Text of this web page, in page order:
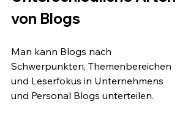
von Blogs
Man kann Blogs nach
Schwerpunkten, Themenbereichen
und Leserfokus in Unternehmens
und Personal Blogs unterteilen.